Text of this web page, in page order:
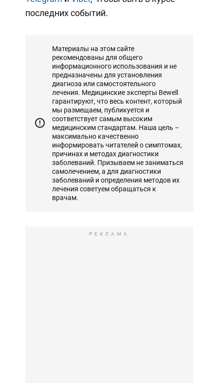
последних событий.
Материалы на этом сайте
рекомендованы для общего
информационного использования и не
предназначены для установления
диагноза или самостоятельного
лечения. Медицинские эксперты Bewell
гарантируют, что весь контент, который
мы размещаем, публикуется и
соответствует самым высоким
медицинским стандартам. Наша цель –
максимально качественно
информировать читателей о симптомах,
причинах и методах диагностики
заболеваний. Призываем не заниматься
самолечением, а для диагностики
заболеваний и определения методов их
лечения советуем обращаться к
врачам.
РЕКЛАМА